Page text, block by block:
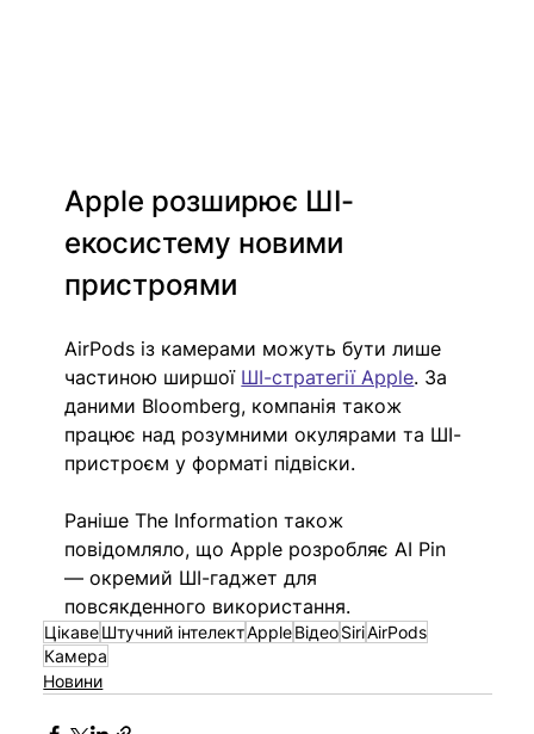
Apple розширює ШІ-
екосистему новими
пристроями
AirPods із камерами можуть бути лише
частиною ширшої ШІ-стратегії Apple. За
даними Bloomberg, компанія також
працює над розумними окулярами та ШІ-
пристроєм у форматі підвіски.
Раніше The Information також
повідомляло, що Apple розробляє AI Pin
— окремий ШІ-гаджет для
повсякденного використання.
ЦікавеШтучний інтелектAppleВідеоSiriAirPods
Камера
Новини